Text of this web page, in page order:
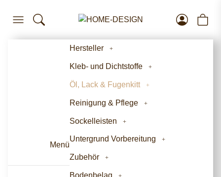
Menü
Hersteller
Kleb- und Dichtstoffe
Öl, Lack & Fugenkitt
Reinigung & Pflege
Sockelleisten
Untergrund Vorbereitung
Zubehör
Bodenbelag